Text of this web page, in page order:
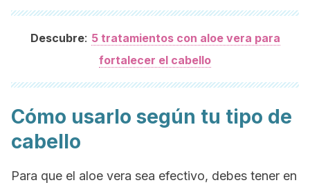
Descubre: 5 tratamientos con aloe vera para
fortalecer el cabello
Cómo usarlo según tu tipo de
cabello
Para que el aloe vera sea efectivo, debes tener en